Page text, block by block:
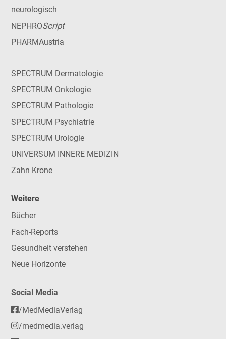
neurologisch
NEPHROScript
PHARMAustria
SPECTRUM Dermatologie
SPECTRUM Onkologie
SPECTRUM Pathologie
SPECTRUM Psychiatrie
SPECTRUM Urologie
UNIVERSUM INNERE MEDIZIN
Zahn Krone
Weitere
Bücher
Fach-Reports
Gesundheit verstehen
Neue Horizonte
Social Media
/MedMediaVerlag
/medmedia.verlag